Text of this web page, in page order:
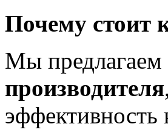
Почему стоит
Мы предлагаем
производителя